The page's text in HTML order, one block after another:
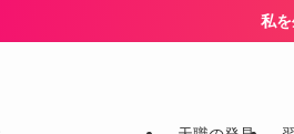
私